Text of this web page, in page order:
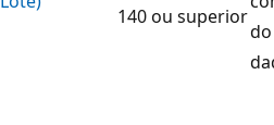
140 ou superior